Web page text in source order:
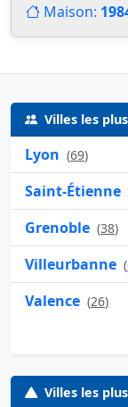
Maison:
Villes les
Lyon (69)
Saint-Étienne
Grenoble (38)
Villeurbanne (
Valence (26)
Villes les